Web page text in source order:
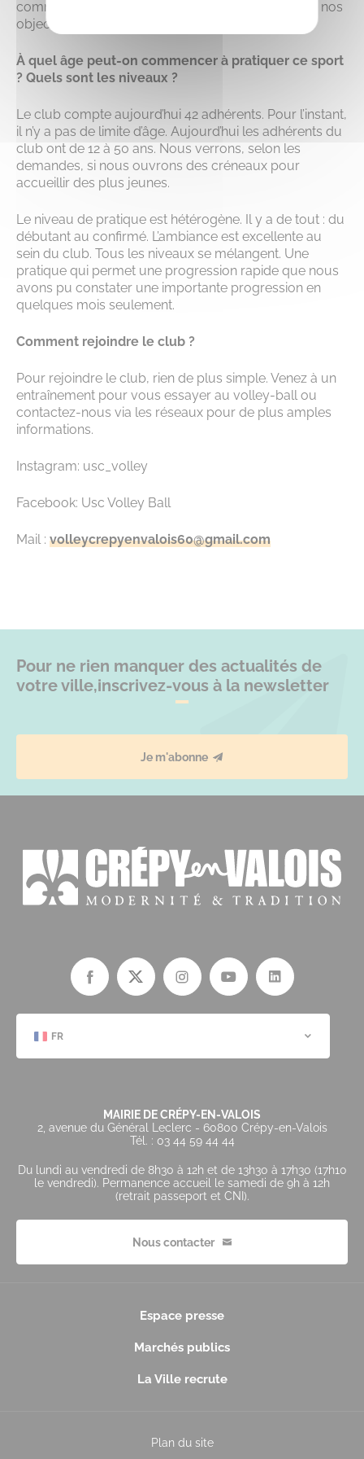
commencé la saison tardivement, mais c’est un de nos
objectifs pour la saison prochaine.
À quel âge peut-on commencer à pratiquer ce sport
? Quels sont les niveaux ?
Le club compte aujourd’hui 42 adhérents. Pour l’instant,
il n’y a pas de limite d’âge. Aujourd’hui les adhérents du
club ont de 12 à 50 ans. Nous verrons, selon les
demandes, si nous ouvrons des créneaux pour
accueillir des plus jeunes.
Le niveau de pratique est hétérogène. Il y a de tout : du
débutant au confirmé. L’ambiance est excellente au
sein du club. Tous les niveaux se mélangent. Une
pratique qui permet une progression rapide que nous
avons pu constater une importante progression en
quelques mois seulement.
Comment rejoindre le club ?
Pour rejoindre le club, rien de plus simple. Venez à un
entraînement pour vous essayer au volley-ball ou
contactez-nous via les réseaux pour de plus amples
informations.
Instagram: usc_volley
Facebook: Usc Volley Ball
Mail : volleycrepyenvalois60@gmail.com
Pour ne rien manquer des actualités de
votre ville,inscrivez-vous à la newsletter
Je m'abonne
FR
MAIRIE DE CRÉPY-EN-VALOIS
2, avenue du Général Leclerc - 60800 Crépy-en-Valois
Tél. : 03 44 59 44 44
Du lundi au vendredi de 8h30 à 12h et de 13h30 à 17h30 (17h10
le vendredi). Permanence accueil le samedi de 9h à 12h
(retrait passeport et CNI).
Nous contacter
Espace presse
Marchés publics
La Ville recrute
Plan du site